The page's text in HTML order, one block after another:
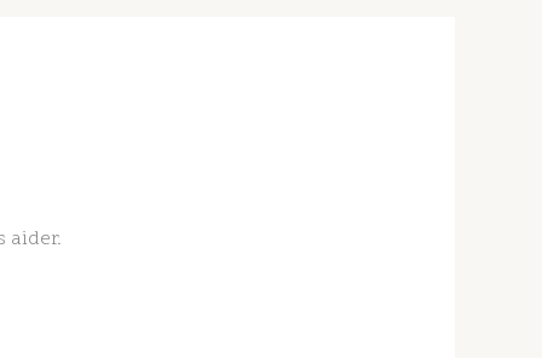
aider.